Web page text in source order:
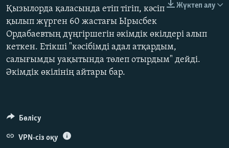
Жүктеп алу
Қызылорда қаласында етіп тігіп, кәсіп
қылып жүрген 60 жастағы Ырысбек
Ордабаевтың дүңгіршегін әкімдік өкілдері алып
кеткен. Етікші "кәсібімді адал атқардым,
салығымды уақытында төлеп отырдым" дейді.
Әкімдік өкілінің айтары бар.
Бөлісу
VPN-сіз оқу